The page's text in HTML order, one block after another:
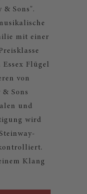
& Sons".
mit einer
Flügel
von
Sons
und
wird
Klang